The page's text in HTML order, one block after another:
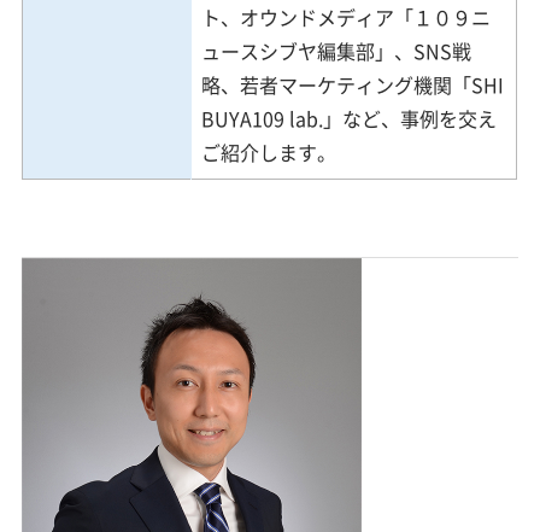
ト、オウンドメディア「１０９ニ
ュースシブヤ編集部」、SNS戦
略、若者マーケティング機関「SHI
BUYA109 lab.」など、事例を交え
ご紹介します。